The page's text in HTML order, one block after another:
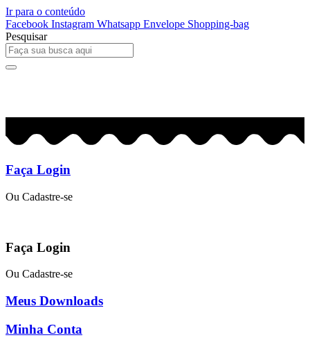
Ir para o conteúdo
Facebook Instagram Whatsapp Envelope Shopping-bag
Pesquisar
Faça Login
Ou Cadastre-se
Faça Login
Ou Cadastre-se
Meus Downloads
Minha Conta